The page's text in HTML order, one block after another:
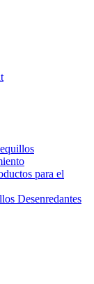
para el
Desenredantes